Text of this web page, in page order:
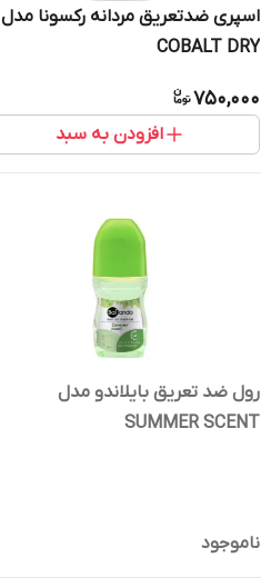
اسپری ضدتعریق مردانه رکسونا مدل
COBALT DRY
750,000
افزودن به سبد
رول ضد تعریق بایلاندو مدل
SUMMER SCENT
ناموجود